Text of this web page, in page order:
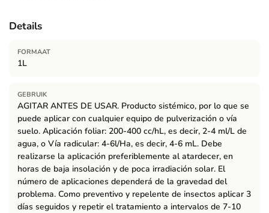
Details
FORMAAT
1L
GEBRUIK
AGITAR ANTES DE USAR. Producto sistémico, por lo que se
puede aplicar con cualquier equipo de pulverización o vía
suelo. Aplicación foliar: 200-400 cc/hL, es decir, 2-4 ml/L de
agua, o Vía radicular: 4-6l/Ha, es decir, 4-6 mL. Debe
realizarse la aplicación preferiblemente al atardecer, en
horas de baja insolación y de poca irradiación solar. El
número de aplicaciones dependerá de la gravedad del
problema. Como preventivo y repelente de insectos aplicar 3
días seguidos y repetir el tratamiento a intervalos de 7-10